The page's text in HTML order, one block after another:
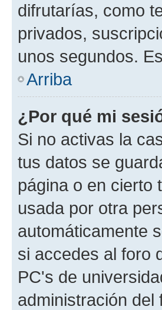
difrutarías, como
privados,
unos segundos.
Arriba
¿Por qué mi
Si no activas la
tus datos se
página o en cierto
usada por otra
automáticamente
si accedes al foro
PC's de
administración del